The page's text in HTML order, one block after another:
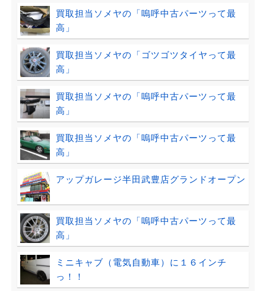
買取担当ソメヤの「嗚呼中古パーツって最
高」
買取担当ソメヤの「ゴツゴツタイヤって最
高」
買取担当ソメヤの「嗚呼中古パーツって最
高」
買取担当ソメヤの「嗚呼中古パーツって最
高」
アップガレージ半田武豊店グランドオープン
買取担当ソメヤの「嗚呼中古パーツって最
高」
ミニキャブ（電気自動車）に１６インチ
っ！！